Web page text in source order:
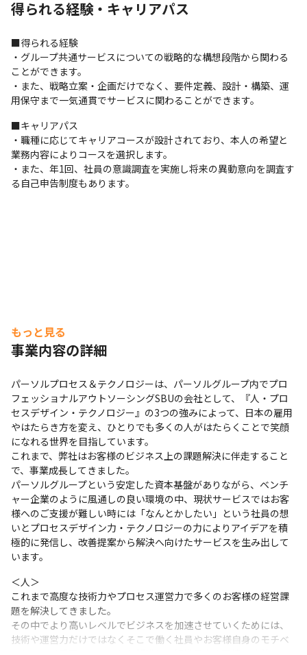
得られる経験・キャリアパス
■得られる経験
・グループ共通サービスについての戦略的な構想段階から関わる
ことができます。
・また、戦略立案・企画だけでなく、要件定義、設計・構築、運
用保守まで一気通貫でサービスに関わることができます。
■キャリアパス
・職種に応じてキャリアコースが設計されており、本人の希望と
業務内容によりコースを選択します。
・また、年1回、社員の意識調査を実施し将来の異動意向を調査す
る自己申告制度もあります。
もっと見る
事業内容の詳細
パーソルプロセス＆テクノロジーは、パーソルグループ内でプロ
フェッショナルアウトソーシングSBUの会社として、『人・プロ
セスデザイン・テクノロジー』の3つの強みによって、日本の雇用
やはたらき方を変え、ひとりでも多くの人がはたらくことで笑顔
になれる世界を目指しています。
これまで、弊社はお客様のビジネス上の課題解決に伴走すること
で、事業成長してきました。
パーソルグループという安定した資本基盤がありながら、ベンチ
ャー企業のように風通しの良い環境の中、現状サービスではお客
様へのご支援が難しい時には「なんとかしたい」という社員の想
いとプロセスデザイン力・テクノロジーの力によりアイデアを積
極的に発信し、改善提案から解決へ向けたサービスを生み出して
います。
＜人＞
これまで高度な技術力やプロセス運営力で多くのお客様の経営課
題を解決してきました。
その中でより高いレベルでビジネスを加速させていくためには、
技術や運営力だけではなくそこで働く社員やお客様自身のモチベ